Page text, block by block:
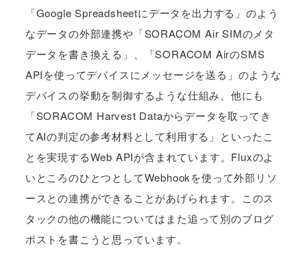
「Google Spreadsheetにデータを出力する」のよう
なデータの外部連携や「SORACOM Air SIMのメタ
データを書き換える」、「SORACOM AirのSMS
APIを使ってデバイスにメッセージを送る」のような
デバイスの挙動を制御するような仕組み、他にも
「SORACOM Harvest Dataからデータを取ってき
てAIの判定の参考材料として利用する」といったこ
とを実現するWeb APIが含まれています。Fluxのよ
いところのひとつとしてWebhookを使って外部リソ
ースとの連携ができることがあげられます。このス
タックの他の機能についてはまた追って別のブログ
ポストを書こうと思っています。